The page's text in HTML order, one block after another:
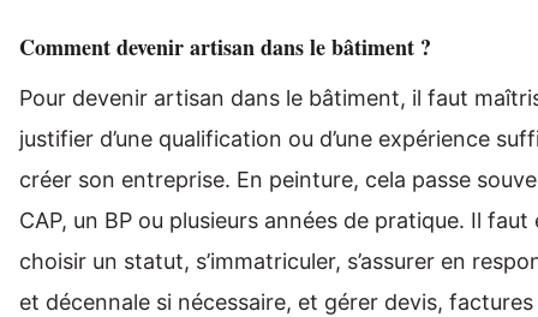
Comment devenir artisan dans le bâtiment ?
Pour devenir artisan dans le bâtiment, il faut
justifier d’une qualification ou d’une expérience
créer son entreprise. En peinture, cela passe
CAP, un BP ou plusieurs années de pratique. Il faut
choisir un statut, s’immatriculer, s’assurer en
et décennale si nécessaire, et gérer devis,